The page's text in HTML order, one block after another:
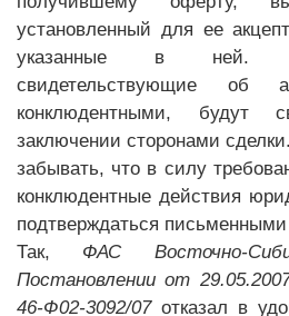
установленный для ее
указанные в ней.
свидетельствующие об
конклюдентными, будут
заключении сторонами
забывать, что в силу
конклюдентные действия
подтверждаться письменными
Так, ФАС Восточно-
Постановлении от
46-Ф02-3092/07отказал в